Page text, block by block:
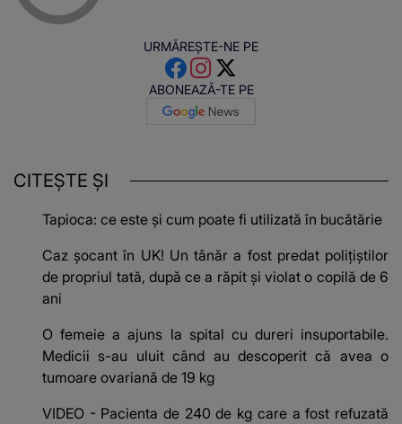
URMĂREȘTE-NE PE
ABONEAZĂ-TE PE
CITEȘTE ȘI
Tapioca: ce este și cum poate fi utilizată în bucătărie
Caz șocant în UK! Un tânăr a fost predat polițiștilor
de propriul tată, după ce a răpit şi violat o copilă de 6
ani
O femeie a ajuns la spital cu dureri insuportabile.
Medicii s-au uluit când au descoperit că avea o
tumoare ovariană de 19 kg
VIDEO - Pacienta de 240 de kg care a fost refuzată